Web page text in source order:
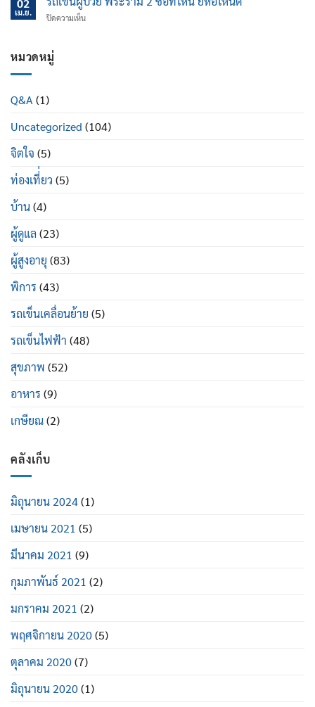
ไหน
นอน
ป้องกัน
ข้อ
บ้าง
02
เม.ย.
ปิดความเห็นบน
ยี่ห้อ
หมวดหมู่
Q&A (1)
Uncategorized (104)
จิตใจ (5)
ท่องเที่่ยว (5)
บ้าน(4)
ผู้ดูแล (23)
ผู้สูงอายุ (83)
พิการ (43)
รถเข็นเคลื่อนย้าย (5)
รถเข็นไฟฟ้า (48)
สุขภาพ (52)
อาหาร (9)
เกษียณ(2)
คลังเก็บ
มิถุนายน 2024(1)
เมษายน 2021 (5)
มีนาคม 2021 (9)
กุมภาพันธ์ 2021 (2)
มกราคม 2021 (2)
พฤศจิกายน 2020(5)
ตุลาคม 2020(7)
มิถุนายน 2020(1)